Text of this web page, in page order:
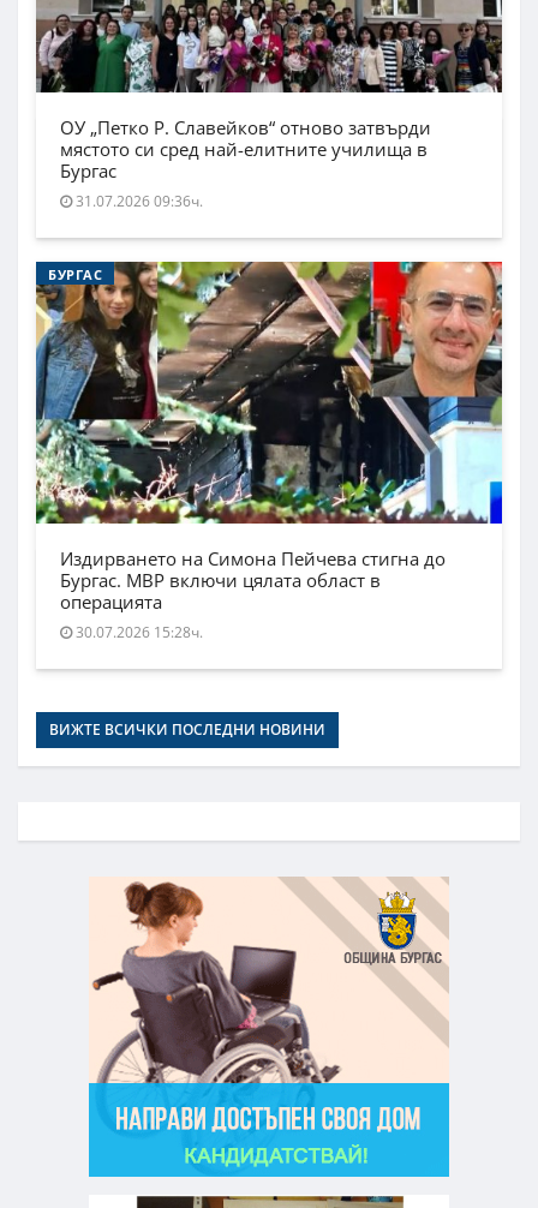
ОУ „Петко Р. Славейков“ отново затвърди
мястото си сред най-елитните училища в
Бургас
31.07.2026 09:36ч.
БУРГАС
Издирването на Симона Пейчева стигна до
Бургас. МВР включи цялата област в
операцията
30.07.2026 15:28ч.
ВИЖТЕ ВСИЧКИ ПОСЛЕДНИ НОВИНИ